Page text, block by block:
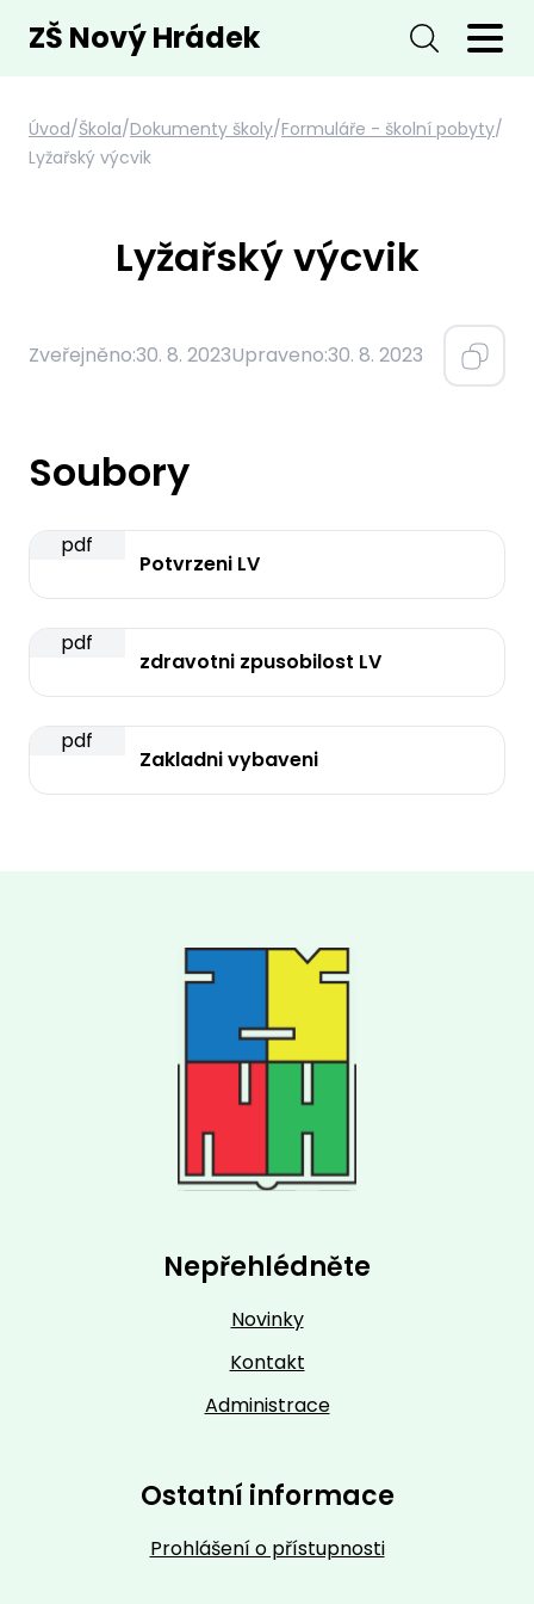
ZŠ Nový Hrádek
Úvod/Škola/Dokumenty školy/Formuláře - školní pobyty/
Lyžařský výcvik
Lyžařský výcvik
Zveřejněno:30. 8. 2023Upraveno:30. 8. 2023
Soubory
pdf
Potvrzeni LV
pdf
zdravotni zpusobilost LV
pdf
Zakladni vybaveni
Nepřehlédněte
Novinky
Kontakt
Administrace
Ostatní informace
Prohlášení o přístupnosti